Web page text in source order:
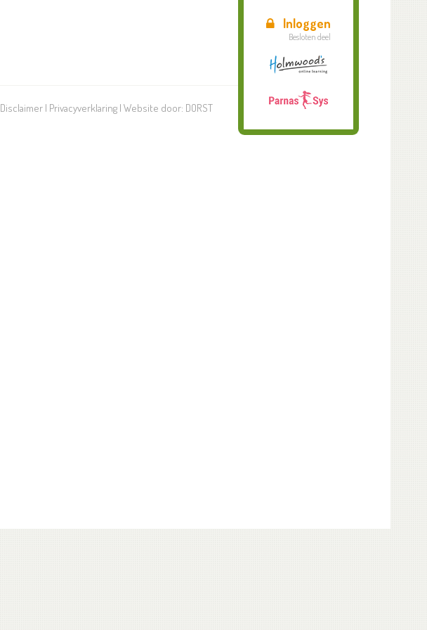
Inloggen
Besloten deel
Disclaimer | Privacyverklaring | Website door: DORST